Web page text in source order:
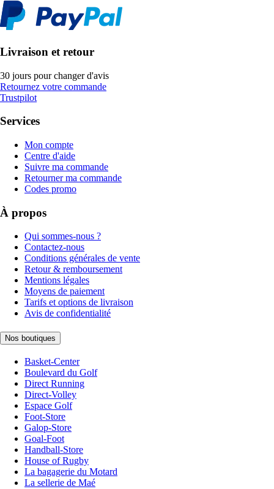
Livraison et retour
30 jours pour changer d'avis
Retournez votre commande
Trustpilot
Services
Mon compte
Centre d'aide
Suivre ma commande
Retourner ma commande
Codes promo
À propos
Qui sommes-nous ?
Contactez-nous
Conditions générales de vente
Retour & remboursement
Mentions légales
Moyens de paiement
Tarifs et options de livraison
Avis de confidentialité
Nos boutiques
Basket-Center
Boulevard du Golf
Direct Running
Direct-Volley
Espace Golf
Foot-Store
Galop-Store
Goal-Foot
Handball-Store
House of Rugby
La bagagerie du Motard
La sellerie de Maé